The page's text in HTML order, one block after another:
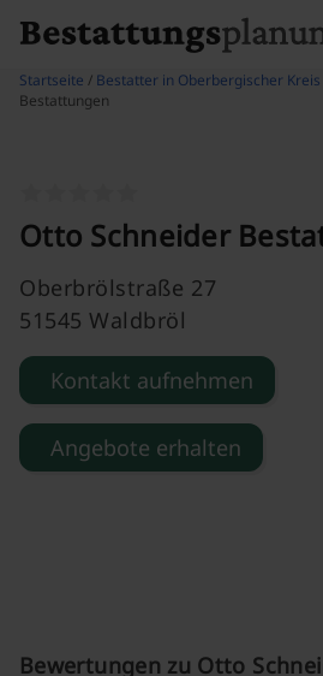
Startseite / Bestatter in Oberbergischer Kreis
Bestattungen
Otto Schneider
Oberbrölstraße 27
51545 Waldbröl
Kontakt aufnehmen
Angebote erhalten
Bewertungen zu Otto